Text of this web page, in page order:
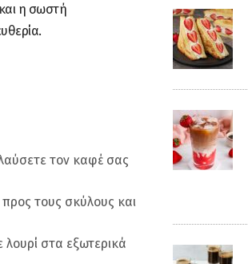
η σωστή
τον καφέ σας
τους σκύλους και
στα εξωτερικά